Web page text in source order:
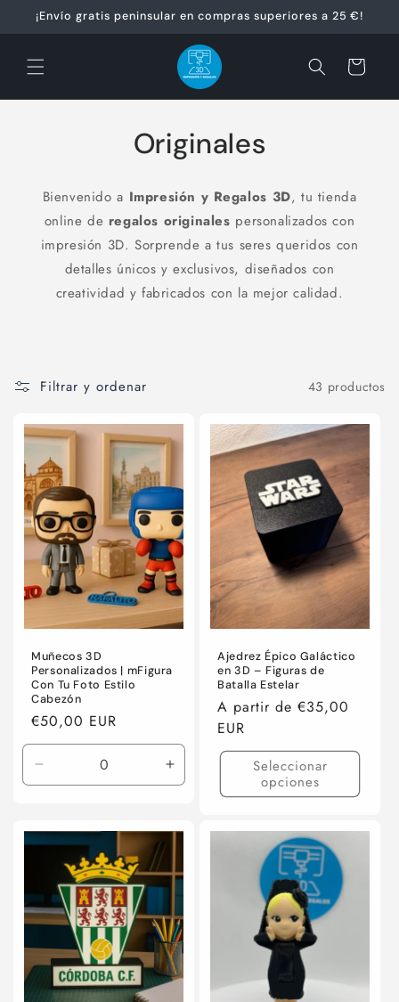
directamente
al contenido
¡Envío gratis peninsular en compras superiores a 25 €!
Carrito
Originales
Bienvenido a Impresión y Regalos 3D, tu tienda
online de regalos originales personalizados con
impresión 3D. Sorprende a tus seres queridos con
detalles únicos y exclusivos, diseñados con
creatividad y fabricados con la mejor calidad.
Filtrar y ordenar 43 productos
Muñecos 3D
Personalizados | mFigura
Con Tu Foto Estilo
Cabezón
Precio
habitual
€50,00 EUR
cantidad
Default
Title
Aumentar
cantidad
Default
Ajedrez Épico Galáctico
en 3D – Figuras de
Batalla Estelar
Precio
habitual
A partir de €35,00
EUR
Seleccionar
opciones